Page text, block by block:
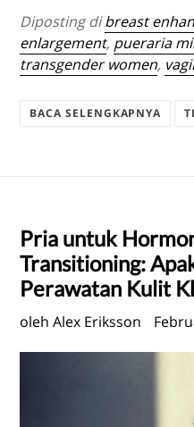
Diposting dibreast
enlargement, pueraria
transgender women,
BACA SELENGKAPNYA
Pria untuk
Transitioning:
Perawatan Kulit
oleh Alex Eriksson